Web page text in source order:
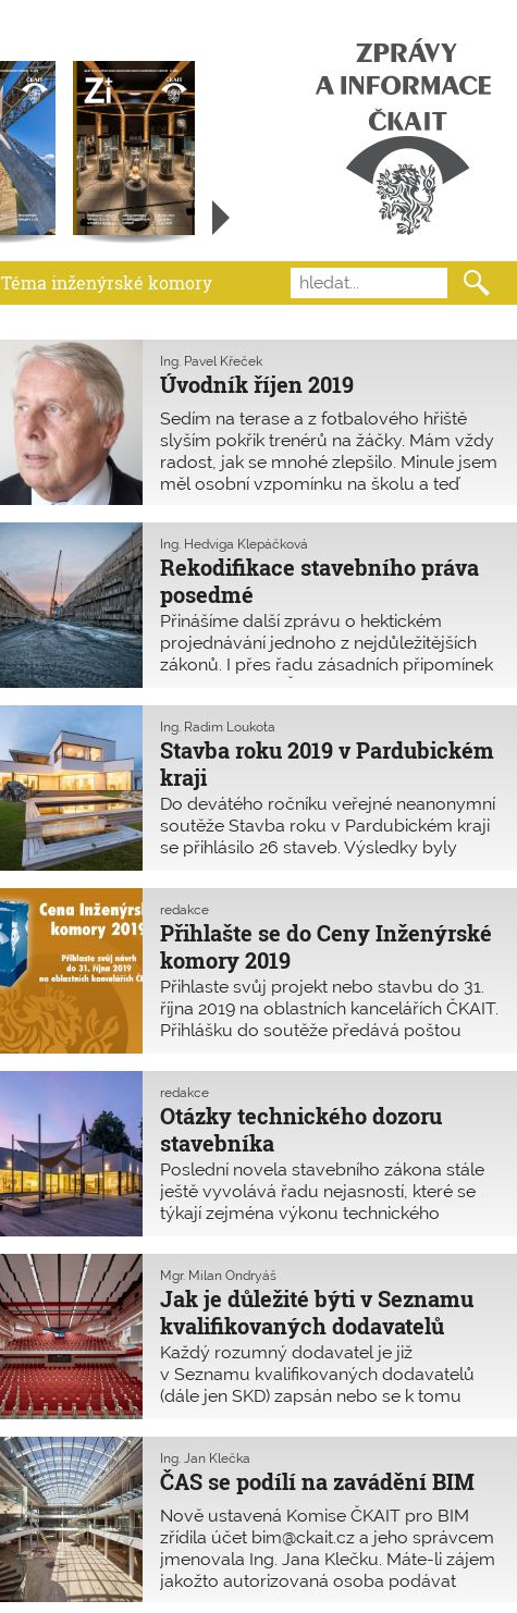
Téma inženýrské komory
Úvodník říjen 2019
Ing. Pavel Křeček
Sedím na terase a z fotbalového hřiště
slyším pokřik trenérů na žáčky. Mám vždy
radost, jak se mnohé zlepšilo. Minule jsem
měl osobní vzpomínku na školu a teď
Záleží na nás, jak se budeme mít. Tím
nemyslím, že můžeme
Rekodifikace stavebního práva
posedmé
Ing. Hedviga Klepáčková
Přinášíme další zprávu o hektickém
projednávání jednoho z nejdůležitějších
zákonů. I přes řadu zásadních připomínek
věcného záměru stavebního zákona.
V průběhu prázdnin bylo svoláno pět
jednání pracovních skupin. ČKAIT se
aktivně účastní všech jednání, i nadále
usiluje o úpravu kritizovaných ustanovení.
Stavba roku 2019 v Pardubickém
kraji
Ing. Radim Loukota
Do devátého ročníku veřejné neanonymní
soutěže Stavba roku v Pardubickém kraji
se přihlásilo 26 staveb. Výsledky byly
ocenění si odnesly čtyři stavby bez určení
pořadí: Rodinný dům Polička (viz obrázek),
Depozitář pro Východočeské muzeum
Ohrazenice (viz titulní strana Z+i),
Administrativní budova pro Lesy ČR v
Chocni, Výrobní areál WENDELL
ELECTRONICS v Lanškrouně.
Přihlašte se do Ceny Inženýrské
komory 2019
redakce
Přihlaste svůj projekt nebo stavbu do 31.
října 2019 na oblastních kancelářích ČKAIT.
Přihlášku do soutěže předává poštou
oblasti ČKAIT, u které je jako autorizovaná
osoba registrována. Přihlášení do soutěže
je bez poplatků.
Otázky technického dozoru
stavebníka
redakce
Poslední novela stavebního zákona stále
ještě vyvolává řadu nejasností, které se
týkají zejména výkonu technického
stavby financované z veřejného rozpočtu
– § 152 odst. 4 zákona č. 183/2006 Sb.,
o územním plánování a stavebním řádu
(stavební zákon), ve znění pozdějších
předpisů.
Jak je důležité býti v Seznamu
kvalifikovaných dodavatelů
Mgr. Milan Ondryáš
Každý rozumný dodavatel je již
v Seznamu kvalifikovaných dodavatelů
(dále jen SKD) zapsán nebo se k tomu
výhodách SKD pro dodavatele
i zadavatele pojednává níže předkládaný
článek.
ČAS se podílí na zavádění BIM
Ing. Jan Klečka
Nově ustavená Komise ČKAIT pro BIM
zřídila účet bim@ckait.cz a jeho správcem
jmenovala Ing. Jana Klečku. Máte-li zájem
jakožto autorizovaná osoba podávat